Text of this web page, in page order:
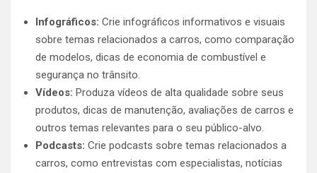
Infográficos: Crie infográficos informativos e visuais
sobre temas relacionados a carros, como comparação
de modelos, dicas de economia de combustível e
segurança no trânsito.
Vídeos: Produza vídeos de alta qualidade sobre seus
produtos, dicas de manutenção, avaliações de carros e
outros temas relevantes para o seu público-alvo.
Podcasts: Crie podcasts sobre temas relacionados a
carros, como entrevistas com especialistas, notícias